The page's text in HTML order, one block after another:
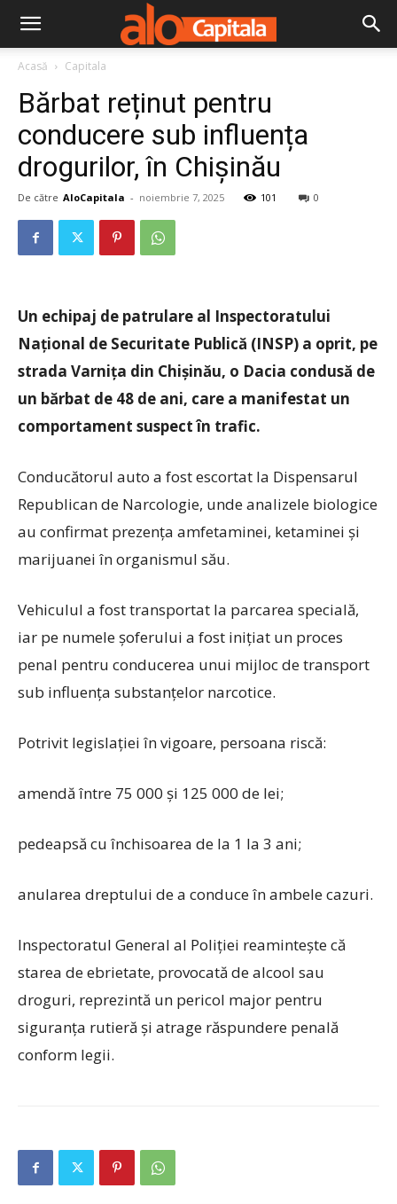
Acasă Capitala
Bărbat reținut pentru
conducere sub influența
drogurilor, în Chișinău
De către AloCapitala - noiembrie 7, 2025 101 0
Un echipaj de patrulare al Inspectoratului
Național de Securitate Publică (INSP) a oprit, pe
strada Varnița din Chișinău, o Dacia condusă de
un bărbat de 48 de ani, care a manifestat un
comportament suspect în trafic.
Conducătorul auto a fost escortat la Dispensarul
Republican de Narcologie, unde analizele biologice
au confirmat prezența amfetaminei, ketaminei și
marijuanei în organismul său.
Vehiculul a fost transportat la parcarea specială,
iar pe numele șoferului a fost inițiat un proces
penal pentru conducerea unui mijloc de transport
sub influența substanțelor narcotice.
Potrivit legislației în vigoare, persoana riscă:
amendă între 75 000 și 125 000 de lei;
pedeapsă cu închisoarea de la 1 la 3 ani;
anularea dreptului de a conduce în ambele cazuri.
Inspectoratul General al Poliției reamintește că
starea de ebrietate, provocată de alcool sau
droguri, reprezintă un pericol major pentru
siguranța rutieră și atrage răspundere penală
conform legii.